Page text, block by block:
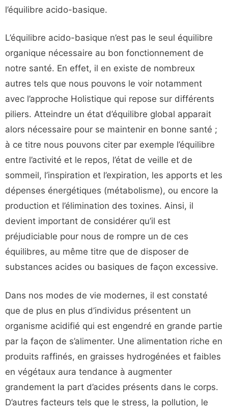
l’équilibre acido-basique.
L’équilibre acido-basique n’est pas le seul équilibre
organique nécessaire au bon fonctionnement de
notre santé. En effet, il en existe de nombreux
autres tels que nous pouvons le voir notamment
avec l’approche Holistique qui repose sur différents
piliers. Atteindre un état d’équilibre global apparait
alors nécessaire pour se maintenir en bonne santé ;
à ce titre nous pouvons citer par exemple l’équilibre
entre l’activité et le repos, l’état de veille et de
sommeil, l’inspiration et l’expiration, les apports et les
dépenses énergétiques (métabolisme), ou encore la
production et l’élimination des toxines. Ainsi, il
devient important de considérer qu’il est
préjudiciable pour nous de rompre un de ces
équilibres, au même titre que de disposer de
substances acides ou basiques de façon excessive.
Dans nos modes de vie modernes, il est constaté
que de plus en plus d’individus présentent un
organisme acidifié qui est engendré en grande partie
par la façon de s’alimenter. Une alimentation riche en
produits raffinés, en graisses hydrogénées et faibles
en végétaux aura tendance à augmenter
grandement la part d’acides présents dans le corps.
D’autres facteurs tels que le stress, la pollution, le